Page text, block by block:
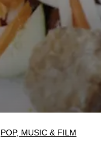
POP, MUSIC & FILM